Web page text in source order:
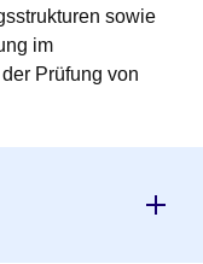
sowie
im
Prüfung von